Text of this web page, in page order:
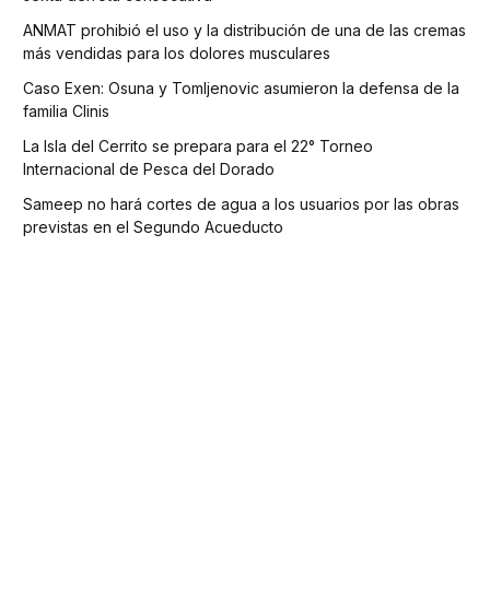
ANMAT prohibió el uso y la distribución de una de las cremas
más vendidas para los dolores musculares
Caso Exen: Osuna y Tomljenovic asumieron la defensa de la
familia Clinis
La Isla del Cerrito se prepara para el 22° Torneo
Internacional de Pesca del Dorado
Sameep no hará cortes de agua a los usuarios por las obras
previstas en el Segundo Acueducto